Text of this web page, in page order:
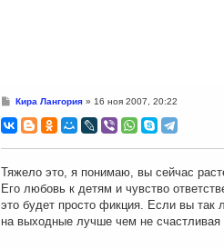
С
о
б
и
е
Кира Лангория» 16 ноя 2007, 20:22
Тяжело это, я понимаю, вы сейчас
Его любовь к детям и чувство
это будет просто фикция. Если вы
на выходные лучше чем не счастливая